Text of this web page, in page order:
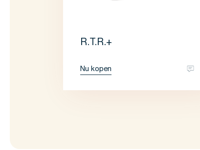
R.T.R.+
Nu kopen